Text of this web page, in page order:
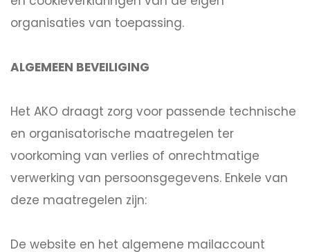
organisaties van toepassing.
ALGEMEEN BEVEILIGING
Het AKO draagt zorg voor passende technische
en organisatorische maatregelen ter
voorkoming van verlies of onrechtmatige
verwerking van persoonsgegevens. Enkele van
deze maatregelen zijn:
De website en het algemene mailaccount